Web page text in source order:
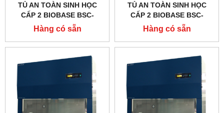
TỦ AN TOÀN SINH HỌC
CẤP 2 BIOBASE BSC-
1300IIA2-X, DÒNG A2
Hàng có sẵn
TỦ AN TOÀN SINH HỌC
CẤP 2 BIOBASE BSC-
1100IIA2-X, DÒNG A2
Hàng có sẵn